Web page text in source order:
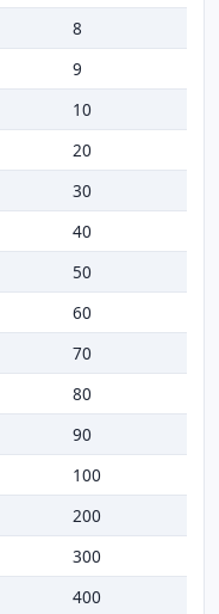
8
9
10
20
30
40
50
60
70
80
90
100
200
300
400